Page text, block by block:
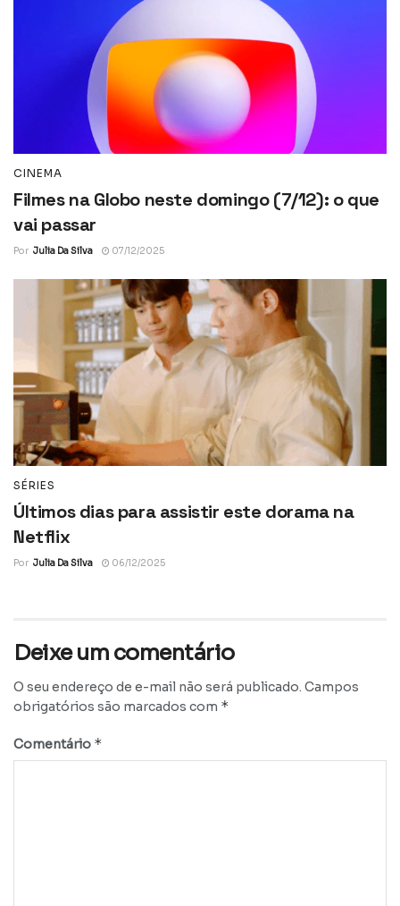
CINEMA
Filmes na Globo neste domingo (7/12): o que
vai passar
Por Julia Da Silva 07/12/2025
SÉRIES
Últimos dias para assistir este dorama na
Netflix
Por Julia Da Silva 06/12/2025
Deixe um comentário
O seu endereço de e-mail não será publicado. Campos
obrigatórios são marcados com *
Comentário *